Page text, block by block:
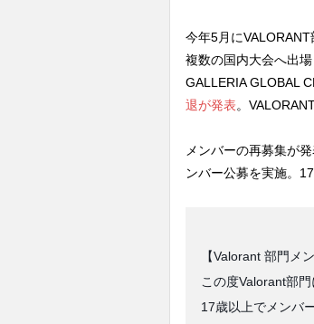
今年5月に
複数の国内大会へ出
GALLERIA GLOBAL
退が発表。
メンバーの再募集が
ンバー公募を実施。
【Valorant 部門メ
この度Valorant部門
17歳以上でメンバ